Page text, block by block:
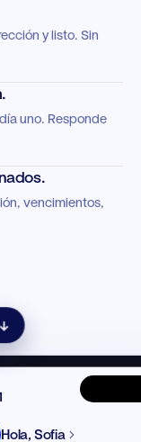
y listo. Sin
uno. Responde
vencimientos,
↓
Hola, Sofia